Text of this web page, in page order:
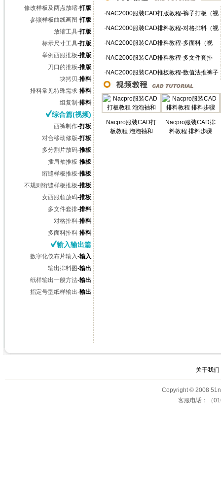
修改样板及两点放缩-打版
参照样板曲线画图-打版
放缩工具-打版
标示尺寸工具-打版
举例西服推板-推版
刀口的推板-推版
块拷贝-排料
排料常见特殊需求-排料
组复制 -排料
综合篇(视频)
西裤制作-打板
对合移动修版-打板
多分割片放码-推板
插肩袖推板-推板
绗缝样板推板-推板
不规则绗缝样板推板-推板
女西服领放码-推板
多文件套排-排料
对格排料-排料
多面料排料-排料
输入输出篇
数字化仪布片输入-输入
输出排料图-输出
纸样输出一般方法-输出
指定号型纸样输出-输出
· NAC2000服装CAD打版教程-裤子打板（视
频）
· NAC2000服装CAD排料教程-对格排料（视
频）
· NAC2000服装CAD排料教程-多面料（视
频）
· NAC2000服装CAD排料教程-多文件套排
（视频
· NAC2000服装CAD推板教程-数值法推裤子
（视
Nacpro服装CAD打
板教程 泡泡袖和
Nacpro服装CAD排
料教程 排料步骤
关于我们
Copyright © 2008
客服电话：（